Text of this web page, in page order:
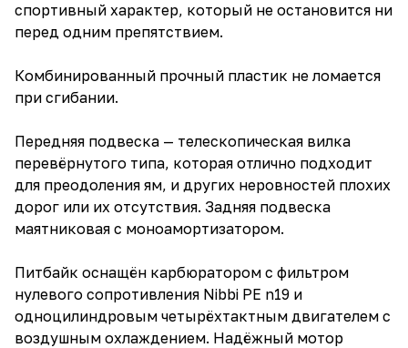
спортивный характер, который не остановится ни
перед одним препятствием.
Комбинированный прочный пластик не ломается
при сгибании.
Передняя подвеска — телескопическая вилка
перевёрнутого типа, которая отлично подходит
для преодоления ям, и других неровностей плохих
дорог или их отсутствия. Задняя подвеска
маятниковая с моноамортизатором.
Питбайк оснащён карбюратором с фильтром
нулевого сопротивления Nibbi PE n19 и
одноцилиндровым четырёхтактным двигателем с
воздушным охлаждением. Надёжный мотор